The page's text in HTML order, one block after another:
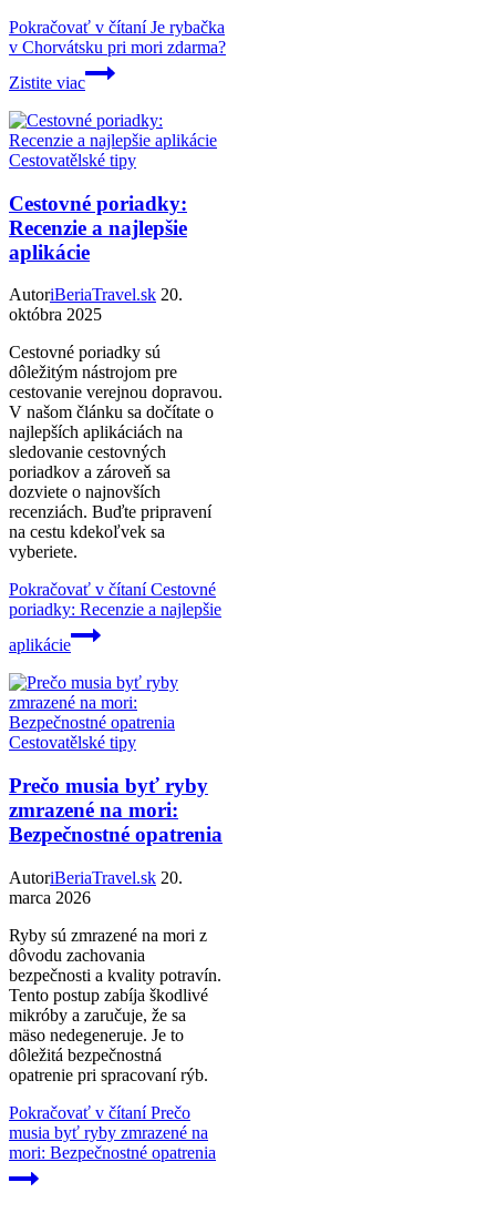
Pokračovať v čítaníJe rybačka
v Chorvátsku pri mori zdarma?
Zistite viac
Cestovatělské tipy
Cestovné poriadky:
Recenzie a najlepšie
aplikácie
AutoriBeriaTravel.sk 20.
októbra 2025
Cestovné poriadky sú
dôležitým nástrojom pre
cestovanie verejnou dopravou.
V našom článku sa dočítate o
najlepších aplikáciách na
sledovanie cestovných
poriadkov a zároveň sa
dozviete o najnovších
recenziách. Buďte pripravení
na cestu kdekoľvek sa
vyberiete.
Pokračovať v čítaníCestovné
poriadky: Recenzie a najlepšie
aplikácie
Cestovatělské tipy
Prečo musia byť ryby
zmrazené na mori:
Bezpečnostné opatrenia
AutoriBeriaTravel.sk 20.
marca 2026
Ryby sú zmrazené na mori z
dôvodu zachovania
bezpečnosti a kvality potravín.
Tento postup zabíja škodlivé
mikróby a zaručuje, že sa
mäso nedegeneruje. Je to
dôležitá bezpečnostná
opatrenie pri spracovaní rýb.
Pokračovať v čítaníPrečo
musia byť ryby zmrazené na
mori: Bezpečnostné opatrenia